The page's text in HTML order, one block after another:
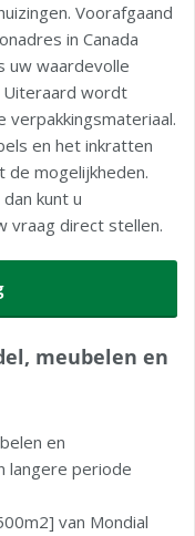
Voorafgaand
in Canada
uw waardevolle
Uiteraard wordt
verpakkingsmateriaal.
en het inkratten
mogelijkheden.
kunt u
vraag direct stellen.
meubelen en
en
langere periode
van Mondial